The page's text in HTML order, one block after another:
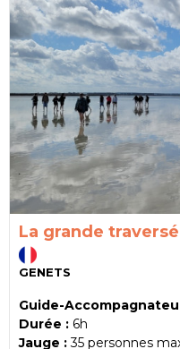
La grande
GENETS
Guide-
Durée : 6h
Jauge : 35 personnes